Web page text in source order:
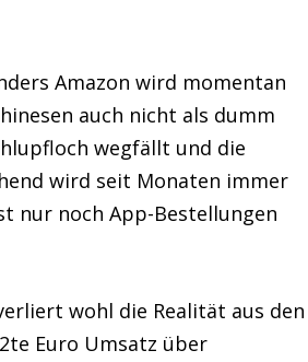
Amazon wird momentan
auch nicht als dumm
wegfällt und die
wird seit Monaten immer
nur noch App-Bestellungen
wohl die Realität aus den
Euro Umsatz über